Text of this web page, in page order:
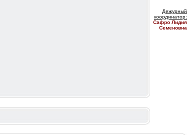
Дежурный
координатор:
Сафро Лидия
Семеновна